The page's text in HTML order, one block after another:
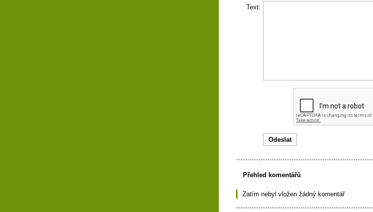
Text:
Přehled komentářů
Zatím nebyl vložen žádný komentář